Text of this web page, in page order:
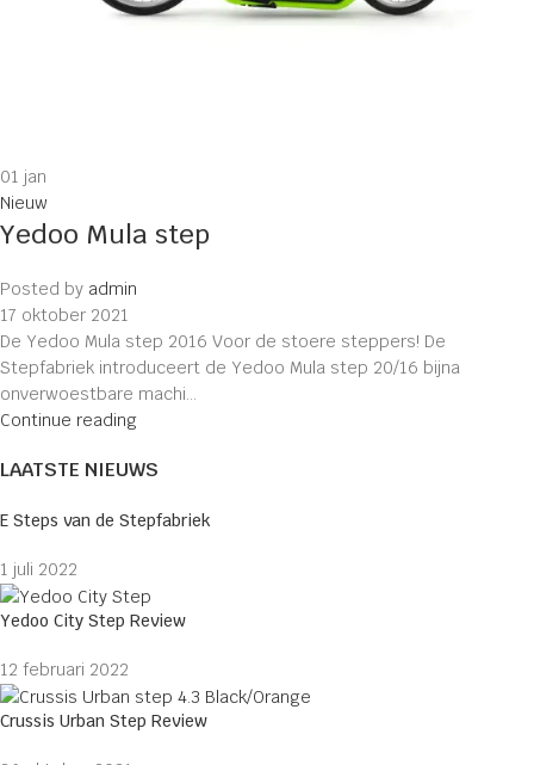
01 jan
Nieuw
Yedoo Mula step
Posted by admin
17 oktober 2021
De Yedoo Mula step 2016 Voor de stoere steppers! De
Stepfabriek introduceert de Yedoo Mula step 20/16 bijna
onverwoestbare machi...
Continue reading
LAATSTE NIEUWS
E Steps van de Stepfabriek
1 juli 2022
Yedoo City Step Review
12 februari 2022
Crussis Urban Step Review